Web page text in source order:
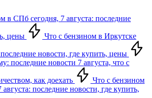
в СПб сегодня, 7 августа: последние
цены Что с бензином в Иркутске
последние новости, где купить, цены
последние новости 7 августа, что с
как доехать
Что с бензином
последние новости, где купить,